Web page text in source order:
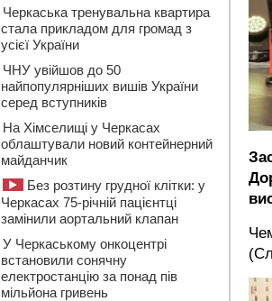
Черкаська тренувальна квартира
стала прикладом для громад з
усієї України
ЧНУ увійшов до 50
найпопулярніших вишів України
серед вступників
На Хімселищі у Черкасах
облаштували новий контейнерний
майданчик
Без розтину грудної клітки: у
Черкасах 75-річній пацієнтці
замінили аортальний клапан
У Черкаському онкоцентрі
встановили сонячну
електростанцію за понад пів
мільйона гривень